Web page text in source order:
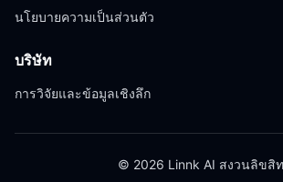
นโยบายความเป็นส่วนตัว
บริษัท
การวิจัยและข้อมูลเชิงลึก
© 2026 Linnk AI สงวนลิขสิ